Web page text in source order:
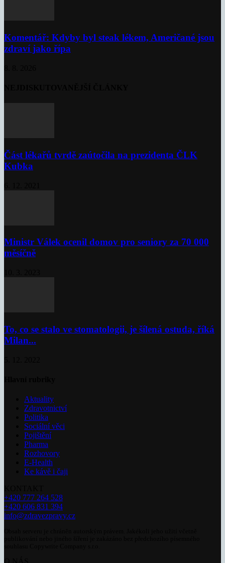
Komentář: Kdyby byl steak lékem, Američané jsou
zdraví jako řípa
Část lékařů tvrdě zaútočila na prezidenta ČLK
Kubka
Ministr Válek ocenil domov pro seniory za 70 000
měsíčně
To, co se stalo ve stomatologii, je šílená ostuda, říká
Milan...
Aktuality
Zdravotnictví
Politika
Sociální věci
Pojištění
Pharma
Rozhovory
E-Health
Ke kávě i čaji
+420 777 264 528
+420 606 831 394
info@zdravezpravy.cz